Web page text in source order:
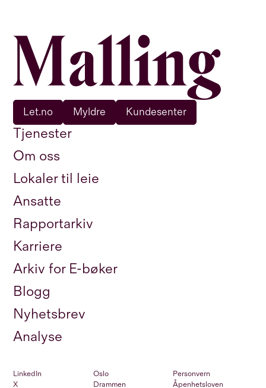
Tjenester
Om oss
Lokaler til leie
Ansatte
Rapportarkiv
Karriere
Arkiv for E-bøker
Blogg
Nyhetsbrev
Analyse
LinkedIn
X
Oslo
Drammen
Personvern
Åpenhetsloven
Let.no Myldre Kundesenter